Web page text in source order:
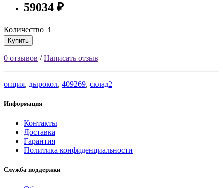
59034 ₽
Количество
Купить
0 отзывов /Написать отзыв
опция, дырокол, 409269, склад2
Информация
Контакты
Доставка
Гарантия
Политика конфиденциальности
Служба поддержки